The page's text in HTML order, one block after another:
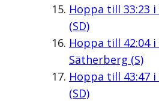
Hoppa till 33:23 i
(SD)
Hoppa till 42:04i
Sätherberg (S)
Hoppa till 43:47i
(SD)